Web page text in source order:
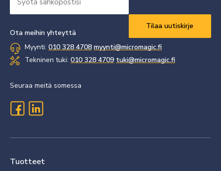
sähköpostisi
Ota meihin yhteyttä
Myynti: 010 328 4708 myynti@micromagic.fi
Tekninen tuki: 010 328 4709 tuki@micromagic.fi
Seuraa meitä somessa
Tuotteet